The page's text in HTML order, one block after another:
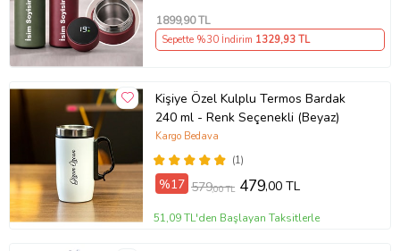
Kombini
1899,90 TL
Sepette %30 İndirim 1329,93 TL
Kişiye Özel Kulplu Termos Bardak
240 ml - Renk Seçenekli (Beyaz)
(1)
Kargo Bedava
%17 579,00 TL 479,00 TL
51,09 TL'den Başlayan Taksitlerle